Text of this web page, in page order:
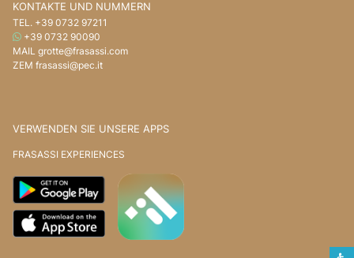
KONTAKTE UND NUMMERN
TEL. +39 0732 97211
WHATSAPP
+39 0732 90090
MAIL grotte@frasassi.com
ZEM frasassi@pec.it
VERWENDEN SIE UNSERE APPS
FRASASSI EXPERIENCES